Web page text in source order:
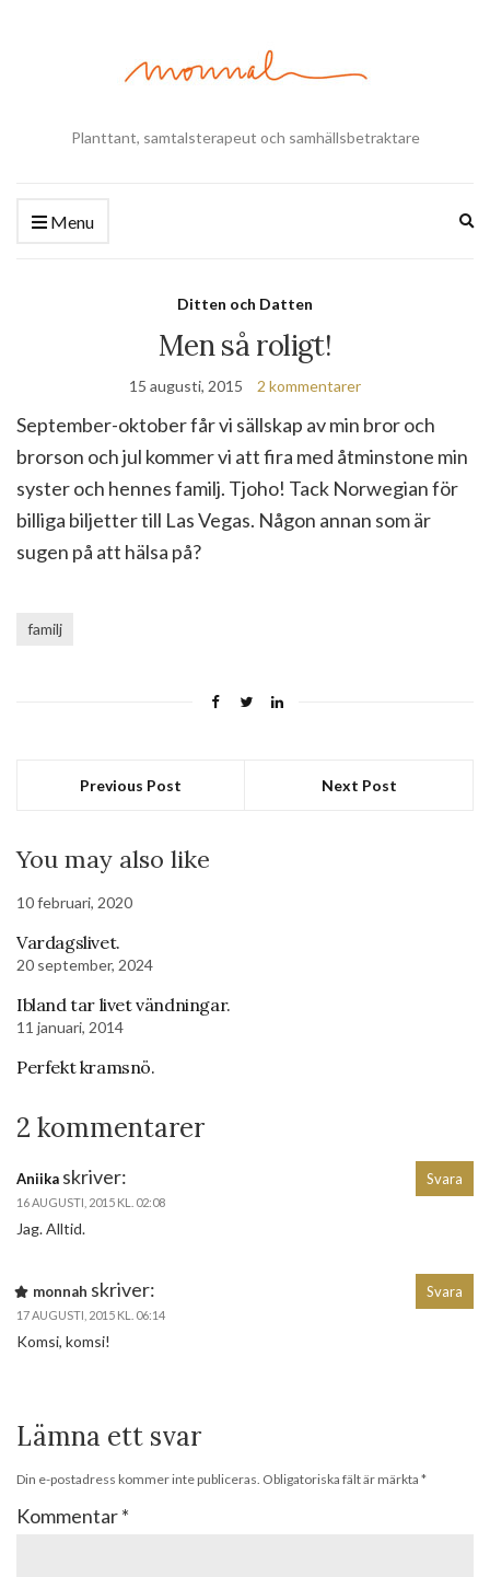
Planttant, samtalsterapeut och samhällsbetraktare
Menu
Ditten och Datten
Men så roligt!
15 augusti, 2015 2 kommentarer
September-oktober får vi sällskap av min bror och
brorson och jul kommer vi att fira med åtminstone min
syster och hennes familj. Tjoho! Tack Norwegian för
billiga biljetter till Las Vegas. Någon annan som är
sugen på att hälsa på?
familj
Previous Post Next Post
You may also like
10 februari, 2020
Vardagslivet.
20 september, 2024
Ibland tar livet vändningar.
11 januari, 2014
Perfekt kramsnö.
2 kommentarer
Aniika skriver:
16 AUGUSTI, 2015 KL. 02:08
Jag. Alltid.
Svara
monnah skriver:
17 AUGUSTI, 2015 KL. 06:14
Komsi, komsi!
Svara
Lämna ett svar
Din e-postadress kommer inte publiceras. Obligatoriska fält är märkta *
Kommentar*